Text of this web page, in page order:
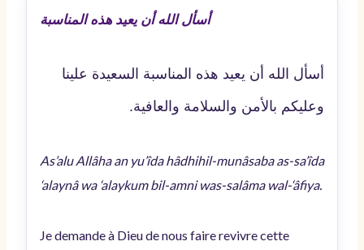
أسأل الله أن يعيد هذه المناسبة
أسأل الله أن يعيد هذه المناسبة السعيدة علينا
وعليكم بالأمن والسلامة والعافية.
As’alu Allâha an yu’îda hâdhihil-munâsaba as-sa’îda
‘alaynâ wa ‘alaykum bil-amni was-salâma wal-‘âfiya.
Je demande à Dieu de nous faire revivre cette